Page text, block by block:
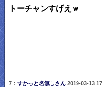
トーチャンすげえｗ
7： すかっと名無しさん 2019-03-13